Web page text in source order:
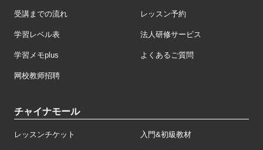
受講までの流れ レッスン予約
学習レベル表 法人研修サービス
学習メモplus よくあるご質問
网校教师招聘
チャイナモール
レッスンチケット 入門&初級教材